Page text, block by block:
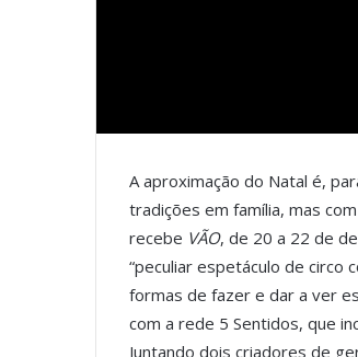
A aproximação do Natal é,
tradições em família, mas
recebe VÃO, de 20 a 22 de
“peculiar espetáculo de circo
formas de fazer e dar a ver
com a rede 5 Sentidos, que
Juntando dois criadores de